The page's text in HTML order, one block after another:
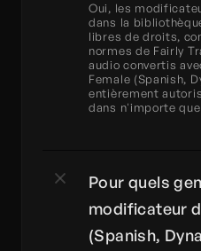
Oui, les
dans la
libres de droits,
normes de Fairly
audio convertis
Female (Spanish,
entièrement
dans n'importe
Pour quels
modificateur
(Spanish,